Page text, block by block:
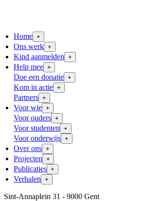
Home +
Ons werk +
Kind aanmelden +
Help mee +
Doe een donatie +
Kom in actie +
Partners +
Voor wie +
Voor ouders +
Voor studenten +
Voor onderwijs +
Over ons +
Projecten +
Publicaties +
Verhalen +
Sint-Annaplein 31 - 9000 Gent